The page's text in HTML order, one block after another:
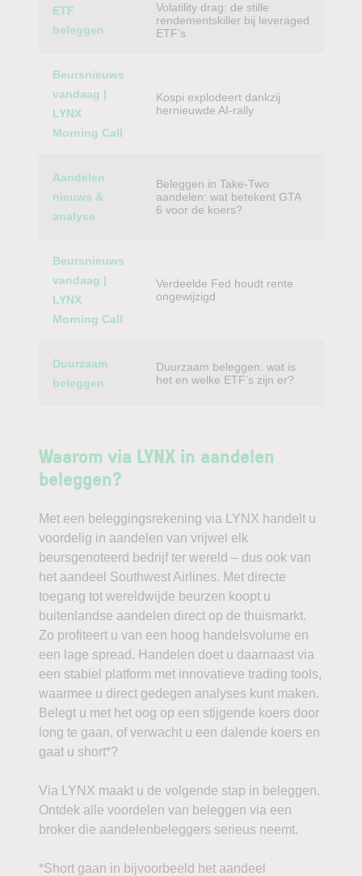
ETF
beleggen
Volatility drag: de stille
rendementskiller bij leveraged
ETF’s
Beursnieuws
vandaag |
LYNX
Morning Call
Kospi explodeert dankzij
hernieuwde AI-rally
Aandelen
nieuws &
analyse
Beleggen in Take-Two
aandelen: wat betekent GTA
6 voor de koers?
Beursnieuws
vandaag |
LYNX
Morning Call
Verdeelde Fed houdt rente
ongewijzigd
Duurzaam
beleggen
Duurzaam beleggen: wat is
het en welke ETF’s zijn er?
Waarom via LYNX in aandelen
beleggen?
Met een beleggingsrekening via LYNX handelt u
voordelig in aandelen van vrijwel elk
beursgenoteerd bedrijf ter wereld – dus ook van
het aandeel Southwest Airlines. Met directe
toegang tot wereldwijde beurzen koopt u
buitenlandse aandelen direct op de thuismarkt.
Zo profiteert u van een hoog handelsvolume en
een lage spread. Handelen doet u daarnaast via
een stabiel platform met innovatieve trading tools,
waarmee u direct gedegen analyses kunt maken.
Belegt u met het oog op een stijgende koers door
long te gaan, of verwacht u een dalende koers en
gaat u short*?
Via LYNX maakt u de volgende stap in beleggen.
Ontdek alle voordelen van beleggen via een
broker die aandelenbeleggers serieus neemt.
*Short gaan in bijvoorbeeld het aandeel